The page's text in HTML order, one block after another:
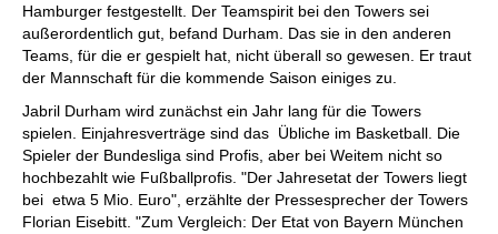
Hamburger festgestellt. Der Teamspirit bei den Towers sei
außerordentlich gut, befand Durham. Das sie in den anderen
Teams, für die er gespielt hat, nicht überall so gewesen. Er traut
der Mannschaft für die kommende Saison einiges zu.
Jabril Durham wird zunächst ein Jahr lang für die Towers
spielen. Einjahresverträge sind das Übliche im Basketball. Die
Spieler der Bundesliga sind Profis, aber bei Weitem nicht so
hochbezahlt wie Fußballprofis. "Der Jahresetat der Towers liegt
bei etwa 5 Mio. Euro", erzählte der Pressesprecher der Towers
Florian Eisebitt. "Zum Vergleich: Der Etat von Bayern München